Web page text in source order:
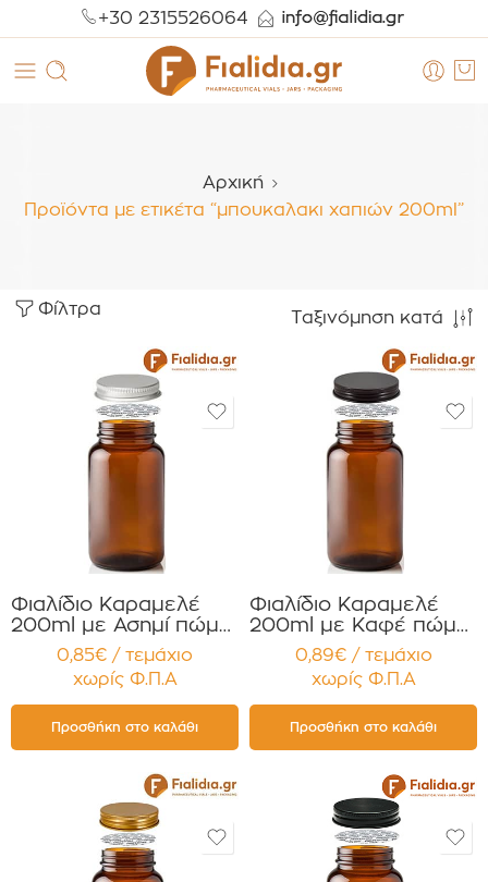
+30 2315526064
Αρχική
Προϊόντα με ετικέτα “μπουκαλακι χαπιών 200ml”
Φίλτρα Ταξινόμηση κατά
Φιαλίδιο Καραμελέ
200ml με Ασημί πώμα
για Χάπια , Βιταμίνες
Συμπληρώματα
Διατροφής
Συσκευασία 12
τεμαχίων
0,85€ / τεμάχιο
χωρίς Φ.Π.Α
Προσθήκη στο καλάθι
Φιαλίδιο Καραμελέ
200ml με Καφέ πώμα
για Χάπια , Βιταμίνες
Συμπληρώματα
Διατροφής
Συσκευασία 12
τεμαχίων
0,89€ / τεμάχιο
χωρίς Φ.Π.Α
Προσθήκη στο καλάθι